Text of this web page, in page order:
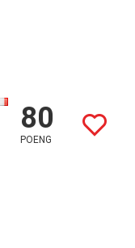
80
POENG